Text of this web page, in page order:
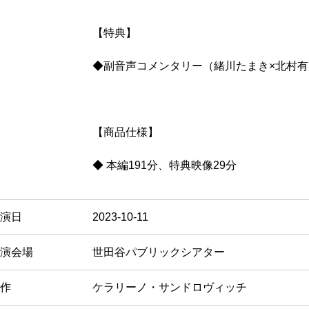
【特典】
◆副音声コメンタリー（緒川たまき×北村有
【商品仕様】
◆ 本編191分、特典映像29分
日 2023-10-11
会場 世田谷パブリックシアター
ケラリーノ・サンドロヴィッチ